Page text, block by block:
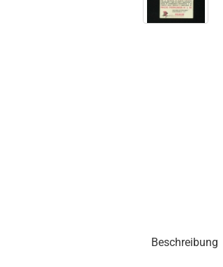
Beschreibung